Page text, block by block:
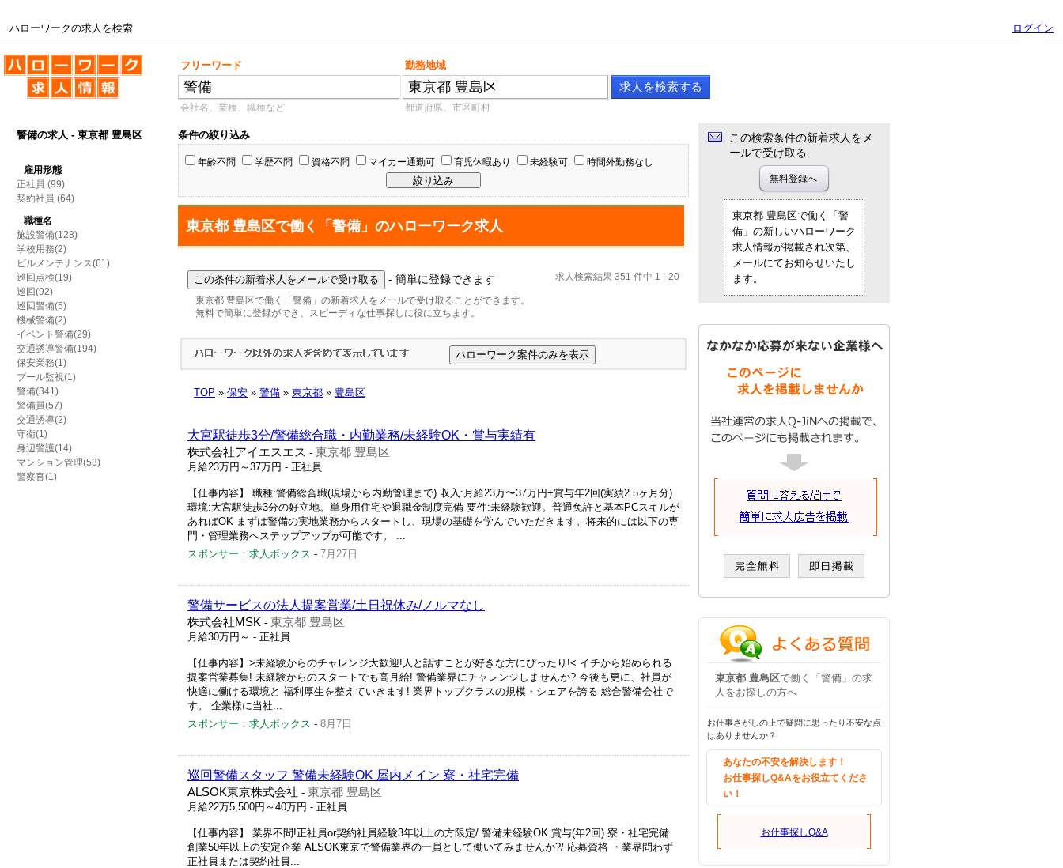
ハローワークの求人を検索 ログイン
ハローワークの求人を検索 フリーワード 勤務地域
会社名、業種、職種など 都道府県、市区町村
警備の求人 - 東京都 豊島区
雇用形態
正社員 (99)
契約社員 (64)
職種名
施設警備(128)
学校用務(2)
ビルメンテナンス(61)
巡回点検(19)
巡回(92)
巡回警備(5)
機械警備(2)
イベント警備(29)
交通誘導警備(194)
保安業務(1)
プール監視(1)
警備(341)
警備員(57)
交通誘導(2)
守衛(1)
身辺警護(14)
マンション管理(53)
警察官(1)
条件の絞り込み
年齢不問 学歴不問 資格不問 マイカー通勤可 育児休暇あり 未経験可 時間外勤務なし
東京都 豊島区で働く「警備」のハローワーク求人
求人検索結果 351 件中 1 - 20
- 簡単に登録できます
東京都 豊島区で働く「警備」の新着求人をメールで受け取ることができます。
無料で簡単に登録ができ、スピーディな仕事探しに役に立ちます。
TOP » 保安 » 警備 » 東京都 » 豊島区
大宮駅徒歩3分/警備総合職・内勤業務/未経験OK・賞与実績有
株式会社アイエスエス - 東京都 豊島区
月給23万円～37万円 - 正社員
【仕事内容】 職種:警備総合職(現場から内勤管理まで) 収入:月給23万〜37万円+賞与年2回(実績2.5ヶ月分)
環境:大宮駅徒歩3分の好立地。単身用住宅や退職金制度完備 要件:未経験歓迎。普通免許と基本PCスキルが
あればOK まずは警備の実地業務からスタートし、現場の基礎を学んでいただきます。将来的には以下の専
門・管理業務へステップアップが可能です。 ...
スポンサー：求人ボックス - 7月27日
警備サービスの法人提案営業/土日祝休み/ノルマなし
株式会社MSK - 東京都 豊島区
月給30万円～ - 正社員
【仕事内容】>未経験からのチャレンジ大歓迎!人と話すことが好きな方にぴったり!< イチから始められる
提案営業募集! 未経験からのスタートでも高月給! 警備業界にチャレンジしませんか? 今後も更に、社員が
快適に働ける環境と 福利厚生を整えていきます! 業界トップクラスの規模・シェアを誇る 総合警備会社で
す。 企業様に当社...
スポンサー：求人ボックス - 8月7日
巡回警備スタッフ 警備未経験OK 屋内メイン 寮・社宅完備
ALSOK東京株式会社 - 東京都 豊島区
月給22万5,500円～40万円 - 正社員
【仕事内容】 業界不問!正社員or契約社員経験3年以上の方限定/ 警備未経験OK 賞与(年2回) 寮・社宅完備
創業50年以上の安定企業 ALSOK東京で警備業界の一員として働いてみませんか?/ 応募資格 ・業界問わず
正社員または契約社員...
この検索条件の新着求人をメ
ールで受け取る
東京都 豊島区で働く「警
備」の新しいハローワーク
求人情報が掲載され次第、
メールにてお知らせいたし
ます。
東京都 豊島区で働く「警備」の求
人をお探しの方へ
お仕事さがしの上で疑問に思ったり不安な点
はありませんか？
あなたの不安を解決します！
お仕事探しQ&Aをお役立てくださ
い！
お仕事探しQ&A